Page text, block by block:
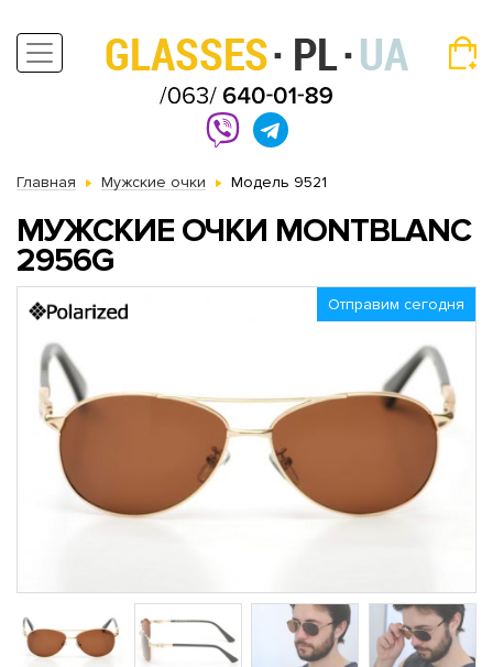
Главная Мужские очки Модель 9521
МУЖСКИЕ ОЧКИ MONTBLANC
2956G
Отправим сегодня